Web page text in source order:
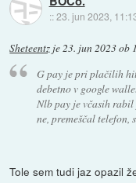
::23. jun 2023,
Sheteentz je23. jun 2023 ob
G pay je pri plačilih
debetno v google
Nlb pay je včasih
ne, premeščal telefon,
Tole sem tudi jaz opazil